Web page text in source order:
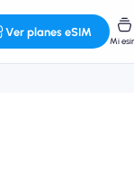
Ver planes eSIM
Mi